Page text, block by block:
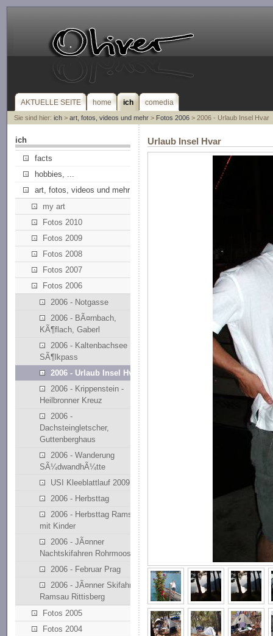
AKTUELLE SEITE home ich comedia
Sie sind hier: ich> art, fotos, videos und mehr> Fotos 2006> 2006 - Urlaub Insel Hvar
ich
facts
hobbies, ...
art, fotos, videos und mehr
my art
Fotos 2010
Fotos 2009
Fotos 2008
Fotos 2007
Fotos 2006
2006 - Notgasse
2006 - BÃ¤rnbach,
KÃ¶flach, Gaberl
2006 - Kaltenbachsee
SÃ¶lkpass
2006 - Urlaub Insel Hvar
2006 - Krippenstein -
Heilbronner Kreuz
2006 -
Dachsteingletscher,
Guttenberghaus
2006 - Wanderung
SÃ¼dwandhÃ¼tte
USI Kleeblattlauf 2009
2006 - Herbsttag
2006 - Herbsttag Ramsau
mit Kinder
2006 - JÃ¤nner
Nachtskifahren Rohrmoos
2006 - Februar Prag
2006 - JÃ¤nner Skifahren
Ramsau Rittisberg
Fotos 2005
Fotos 2004
Urlaub Insel Hvar